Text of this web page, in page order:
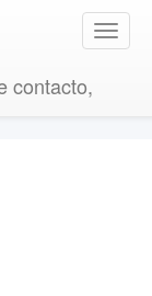
T
o
contacto,